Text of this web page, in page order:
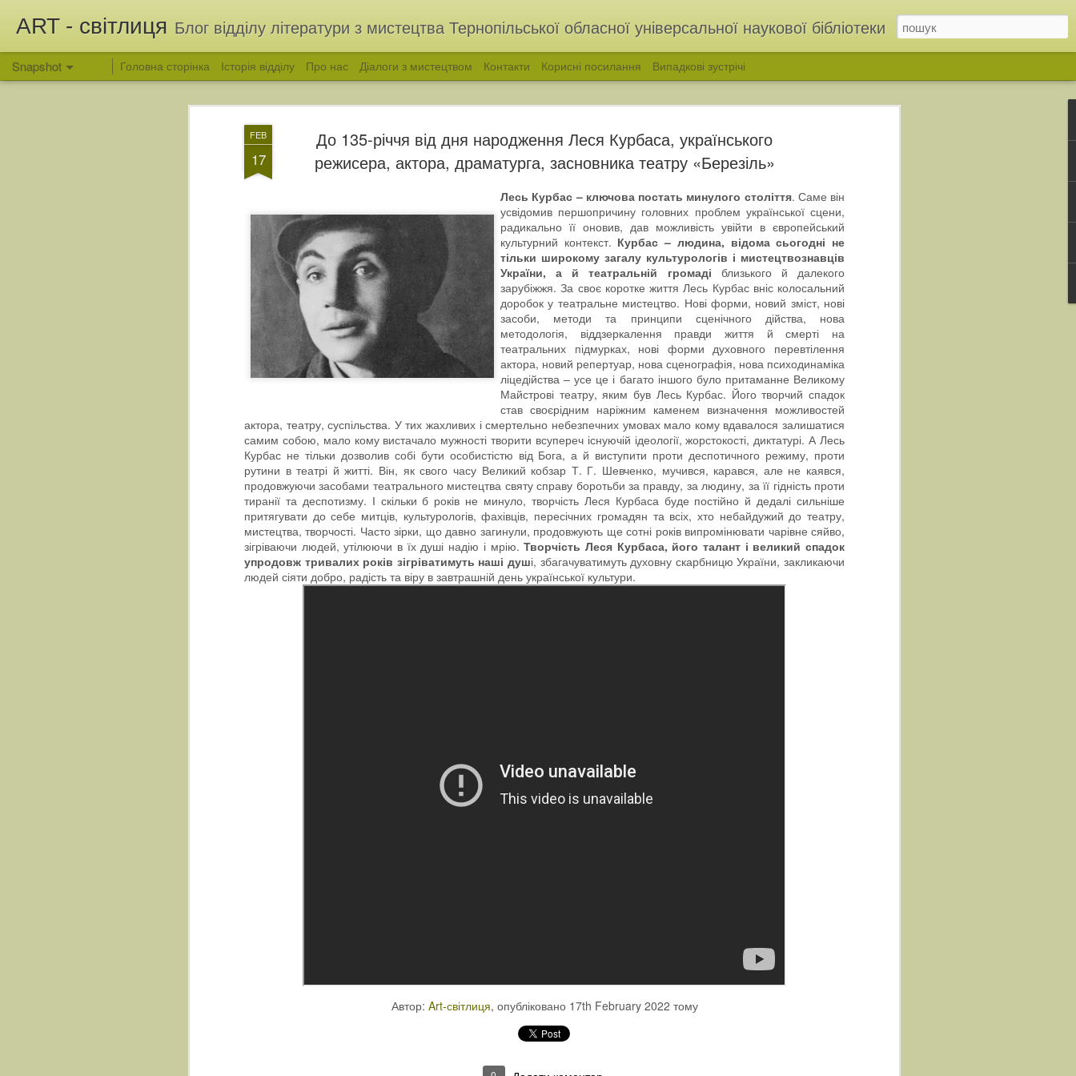
FEB
17
До 135-річчя від дня народження Леся Курбаса, українського
режисера, актора, драматурга, засновника театру «Березіль»
Лесь Курбас – ключова постать минулого століття. Саме він
усвідомив першопричину головних проблем української сцени,
радикально її оновив, дав можливість увійти в європейський
культурний контекст. Курбас – людина, відома сьогодні не
тільки широкому загалу культурологів і мистецтвознавців
України, а й театральній громаді близького й далекого
зарубіжжя. За своє коротке життя Лесь Курбас вніс колосальний
доробок у театральне мистецтво. Нові форми, новий зміст, нові
засоби, методи та принципи сценічного дійства, нова
методологія, віддзеркалення правди життя й смерті на
театральних підмурках, нові форми духовного перевтілення
актора, новий репертуар, нова сценографія, нова психодинаміка
ліцедійства – усе це і багато іншого було притаманне Великому
Майстрові театру, яким був Лесь Курбас. Його творчий спадок
став своєрідним наріжним каменем визначення можливостей
актора, театру, суспільства. У тих жахливих і смертельно небезпечних умовах мало кому вдавалося залишатися
самим собою, мало кому вистачало мужності творити всупереч існуючій ідеології, жорстокості, диктатурі. А Лесь
Курбас не тільки дозволив собі бути особистістю від Бога, а й виступити проти деспотичного режиму, проти
рутини в театрі й житті. Він, як свого часу Великий кобзар Т. Г. Шевченко, мучився, карався, але не каявся,
продовжуючи засобами театрального мистецтва святу справу боротьби за правду, за людину, за її гідність проти
тиранії та деспотизму. І скільки б років не минуло, творчість Леся Курбаса буде постійно й дедалі сильніше
притягувати до себе митців, культурологів, фахівців, пересічних громадян та всіх, хто небайдужий до театру,
мистецтва, творчості. Часто зірки, що давно загинули, продовжують ще сотні років випромінювати чарівне сяйво,
зігріваючи людей, утілюючи в їх душі надію і мрію.Творчість Леся Курбаса, його талант і великий спадок
упродовж тривалих років зігріватимуть наші душі, збагачуватимуть духовну скарбницю України, закликаючи
людей сіяти добро, радість та віру в завтрашній день української культури.
Автор: Art-світлиця, опубліковано 17th February 2022 тому
ART - світлиця Блог відділу літератури з мистецтва Тернопільської обласної універсальної наукової бібліотеки
Snapshot Головна сторінка Історія відділу Про нас Діалоги з мистецтвом Контакти Корисні посилання Випадкові зустрічі
Людина, яка зберегла голос української народної пісні. Філарет Колесса«ВІДЛУННЯ ПОКОЛІНЬ»: у бібліотеці відкрили родинну виставку родини Дмітрухів